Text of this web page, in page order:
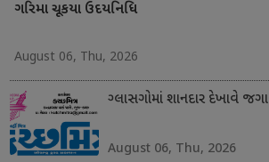
ગરિમા ચૂકયા ઉદયનિધિ
August 06, Thu, 2026
ગ્લાસગોમાં શાનદાર દેખાવે
August 06, Thu, 2026